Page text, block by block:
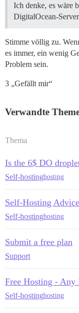
Ich denke, es wäre
DigitalOcean-
Stimme völlig zu.
es immer, ein wenig
Problem sein.
3 „Gefällt mir“
Verwandte
Thema
Is the 6$ DO
Self-hostinghosting
Self-Hosting Advice
Self-hostinghosting
Submit a free plan
Support
Free Hosting - Any
Self-hostinghosting